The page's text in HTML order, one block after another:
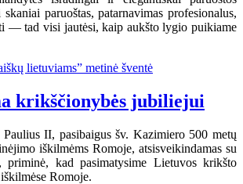
paruoštas, patarnavimas profesionalus,
— tad visi jautėsi, kaip aukšto lygio puikiame
lietuviams” metinė šventė
krikščionybės jubiliejui
II, pasibaigus šv. Kazimiero 500 metų
iškilmėms Romoje, atsisveikindamas su
priminė, kad pasimatysime Lietuvos krikšto
Romoje.